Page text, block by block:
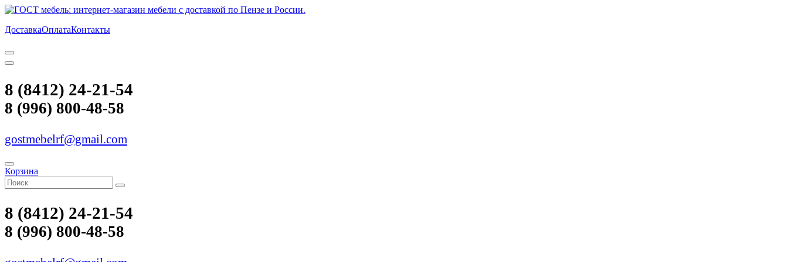
ДоставкаОплатаКонтакты
8 (8412) 24-21-54
8 (996) 800-48-58
gostmebelrf@gmail.com
Корзина
8 (8412) 24-21-54
8 (996) 800-48-58